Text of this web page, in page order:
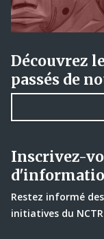
Découvrez
passés de
Inscrivez-
Restez informé
initiatives du NCTR